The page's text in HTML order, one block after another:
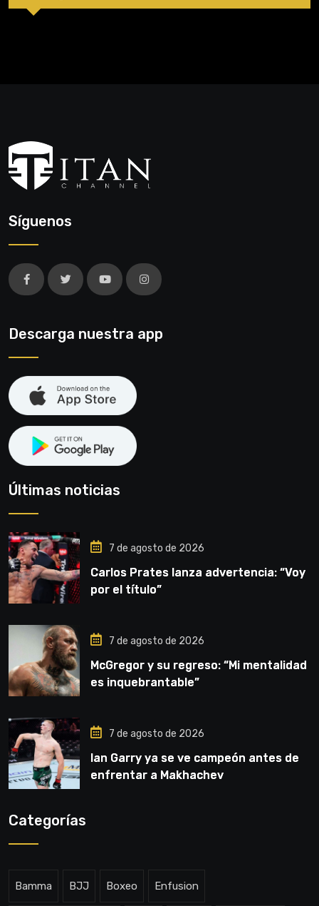
Síguenos
Descarga nuestra app
Últimas noticias
7 de agosto de 2026
Carlos Prates lanza advertencia: “Voy
por el título”
7 de agosto de 2026
McGregor y su regreso: “Mi mentalidad
es inquebrantable”
7 de agosto de 2026
Ian Garry ya se ve campeón antes de
enfrentar a Makhachev
Categorías
Bamma BJJ Boxeo Enfusion